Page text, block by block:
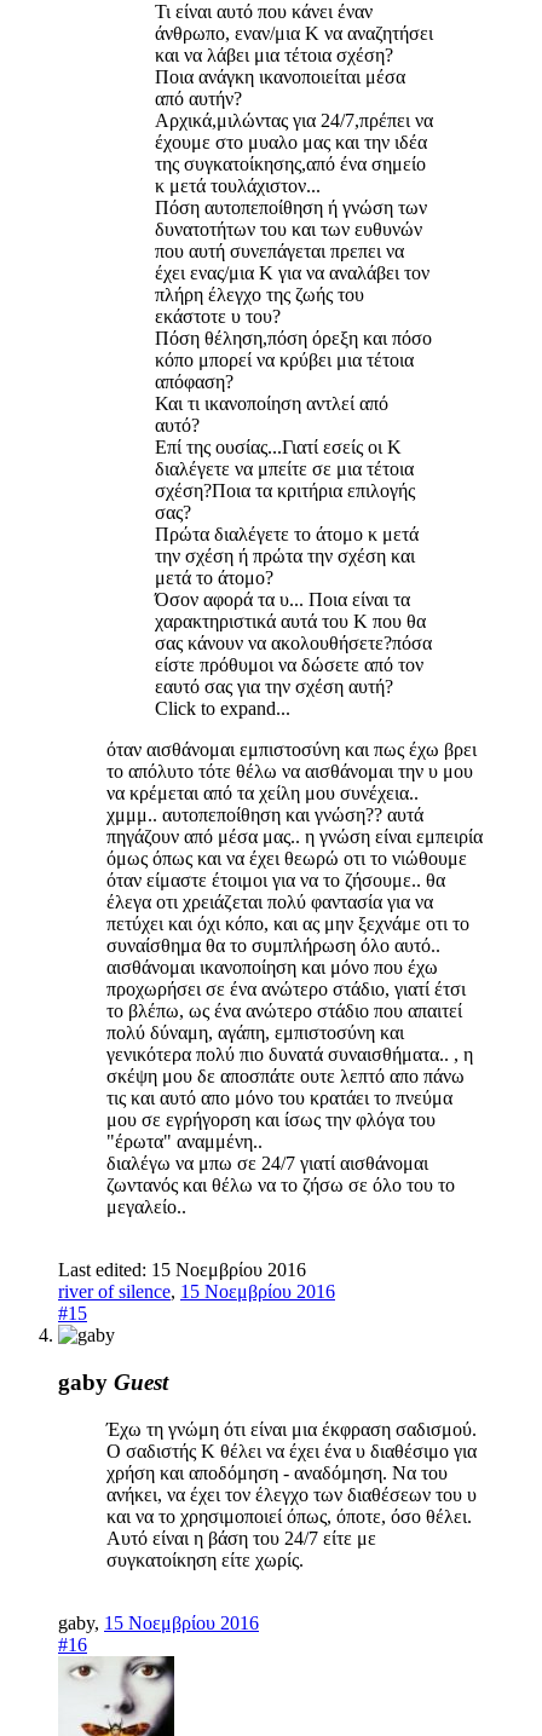
Τι είναι αυτό που κάνει έναν
άνθρωπο, εναν/μια Κ να αναζητήσει
και να λάβει μια τέτοια σχέση?
Ποια ανάγκη ικανοποιείται μέσα
από αυτήν?
Αρχικά,μιλώντας για 24/7,πρέπει να
έχουμε στο μυαλο μας και την ιδέα
της συγκατοίκησης,από ένα σημείο
κ μετά τουλάχιστον...
Πόση αυτοπεποίθηση ή γνώση των
δυνατοτήτων του και των ευθυνών
που αυτή συνεπάγεται πρεπει να
έχει ενας/μια Κ για να αναλάβει τον
πλήρη έλεγχο της ζωής του
εκάστοτε υ του?
Πόση θέληση,πόση όρεξη και πόσο
κόπο μπορεί να κρύβει μια τέτοια
απόφαση?
Και τι ικανοποίηση αντλεί από
αυτό?
Επί της ουσίας...Γιατί εσείς οι Κ
διαλέγετε να μπείτε σε μια τέτοια
σχέση?Ποια τα κριτήρια επιλογής
σας?
Πρώτα διαλέγετε το άτομο κ μετά
την σχέση ή πρώτα την σχέση και
μετά το άτομο?
Όσον αφορά τα υ... Ποια είναι τα
χαρακτηριστικά αυτά του Κ που θα
σας κάνουν να ακολουθήσετε?πόσα
είστε πρόθυμοι να δώσετε από τον
εαυτό σας για την σχέση αυτή?
Click to expand...
όταν αισθάνομαι εμπιστοσύνη και πως έχω βρει
το απόλυτο τότε θέλω να αισθάνομαι την υ μου
να κρέμεται από τα χείλη μου συνέχεια..
χμμμ.. αυτοπεποίθηση και γνώση?? αυτά
πηγάζουν από μέσα μας.. η γνώση είναι εμπειρία
όμως όπως και να έχει θεωρώ οτι το νιώθουμε
όταν είμαστε έτοιμοι για να το ζήσουμε.. θα
έλεγα οτι χρειάζεται πολύ φαντασία για να
πετύχει και όχι κόπο, και ας μην ξεχνάμε οτι το
συναίσθημα θα το συμπλήρωση όλο αυτό..
αισθάνομαι ικανοποίηση και μόνο που έχω
προχωρήσει σε ένα ανώτερο στάδιο, γιατί έτσι
το βλέπω, ως ένα ανώτερο στάδιο που απαιτεί
πολύ δύναμη, αγάπη, εμπιστοσύνη και
γενικότερα πολύ πιο δυνατά συναισθήματα.. , η
σκέψη μου δε αποσπάτε ουτε λεπτό απο πάνω
τις και αυτό απο μόνο του κρατάει το πνεύμα
μου σε εγρήγορση και ίσως την φλόγα του
"έρωτα" αναμμένη..
διαλέγω να μπω σε 24/7 γιατί αισθάνομαι
ζωντανός και θέλω να το ζήσω σε όλο του το
μεγαλείο..
Last edited: 15 Νοεμβρίου 2016
river of silence, 15 Νοεμβρίου 2016
#15
gaby Guest
Έχω τη γνώμη ότι είναι μια έκφραση σαδισμού.
Ο σαδιστής Κ θέλει να έχει ένα υ διαθέσιμο για
χρήση και αποδόμηση - αναδόμηση. Να του
ανήκει, να έχει τον έλεγχο των διαθέσεων του υ
και να το χρησιμοποιεί όπως, όποτε, όσο θέλει.
Αυτό είναι η βάση του 24/7 είτε με
συγκατοίκηση είτε χωρίς.
gaby, 15 Νοεμβρίου 2016
#16